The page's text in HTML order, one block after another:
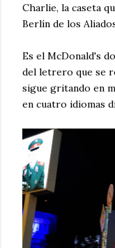
Charlie, la caseta
Berlín de los
Es el McDonald's
del letrero que se
sigue gritando en
en cuatro idiomas